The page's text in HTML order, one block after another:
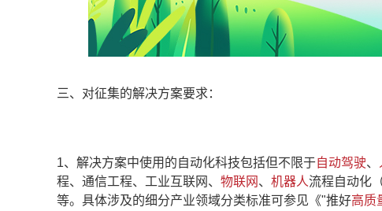
三、对征集的解决方案要求：
1、解决方案中使用的自动化科技包括但不限于自动驾驶、
程、通信工程、工业互联网、 物联网 、 机器人流程自动化
等。具体涉及的细分产业领域分类标准可参见《"推好高质